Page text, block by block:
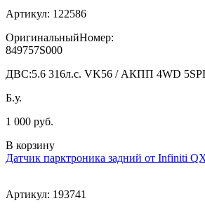
Артикул: 122586
ОригинальныйНомер:
849757S000
ДВС:5.6 316л.с. VK56 / АКПП 4WD
Б.у.
1 000 руб.
В корзину
Датчик парктроника задний от Infiniti
Артикул: 193741